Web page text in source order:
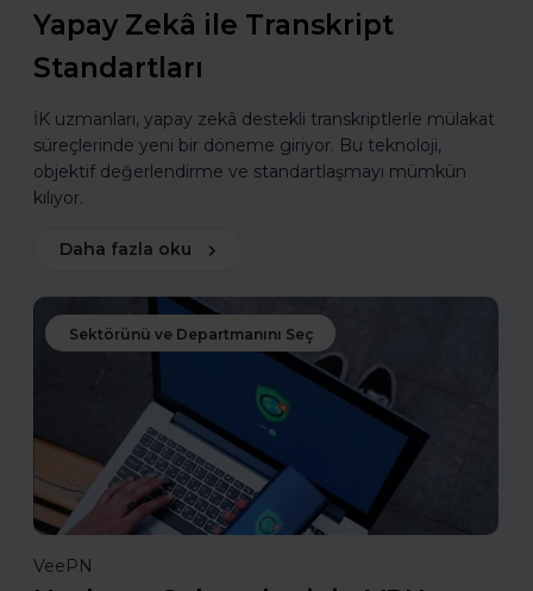
Yapay Zekâ ile Transkript
Standartları
İK uzmanları, yapay zekâ destekli transkriptlerle mülakat
süreçlerinde yeni bir döneme giriyor. Bu teknoloji,
objektif değerlendirme ve standartlaşmayı mümkün
kılıyor.
Daha fazla oku
Sektörünü ve Departmanını Seç
VeePN